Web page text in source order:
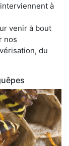
à
venir à bout
nos
du